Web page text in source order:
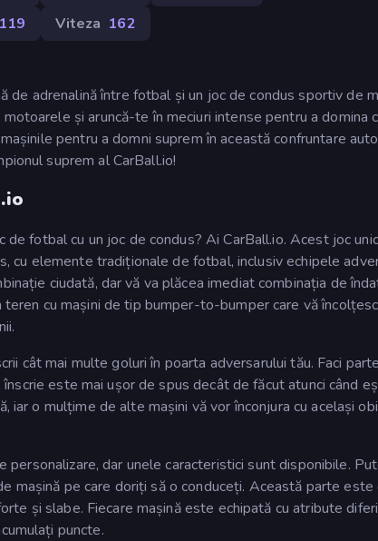
119 Viteza 162
de adrenalină între fotbal și un joc de condus sportiv de
și aruncă-te în meciuri intense pentru a domina
pentru a domni suprem în această confruntare
suprem al CarBall.io!
de fotbal cu un joc de condus? Ai CarBall.io. Acest joc
cu elemente tradiționale de fotbal, inclusiv echipele
ciudată, dar vă va plăcea imediat combinația de
cu mașini de tip bumper-to-bumper care vă
cât mai multe goluri în poarta adversarului tău. Faci
este mai ușor de spus decât de făcut atunci când
iar o mulțime de alte mașini vă vor înconjura cu același
personalizare, dar unele caracteristici sunt disponibile.
mașină pe care doriți să o conduceți. Această parte
și slabe. Fiecare mașină este echipată cu atribute
puncte.